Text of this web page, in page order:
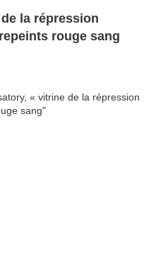
la répression
rouge sang